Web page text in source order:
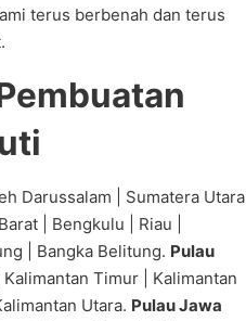
terus berbenah dan terus
Darussalam | Sumatera Utara
| Bengkulu | Riau |
| Bangka Belitung. Pulau
Timur | Kalimantan
Utara. Pulau Jawa